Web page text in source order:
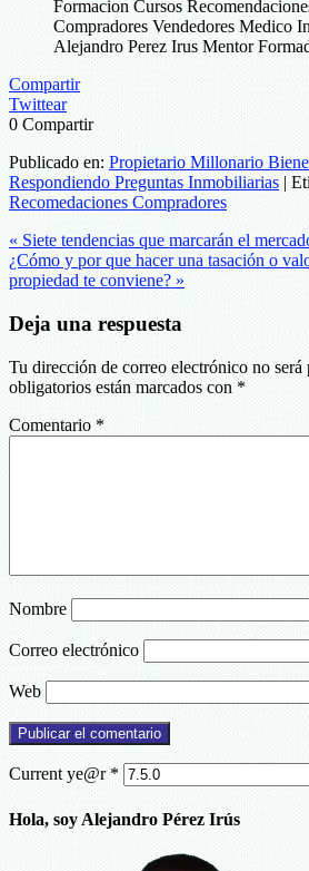
Formacion Cursos
Compradores Vendedores Medico
Alejandro Perez Irus Mentor
Compartir
Twittear
0 Compartir
Publicado en: Propietario Millonario
Respondiendo Preguntas Inmobiliarias |
Recomedaciones Compradores
« Siete tendencias que marcarán el
¿Cómo y por que hacer una tasación o
propiedad te conviene? »
Deja una respuesta
Tu dirección de correo electrónico no será
obligatorios están marcados con *
Comentario *
Nombre
Correo electrónico
Web
Current ye@r *
Hola, soy Alejandro Pérez Irús